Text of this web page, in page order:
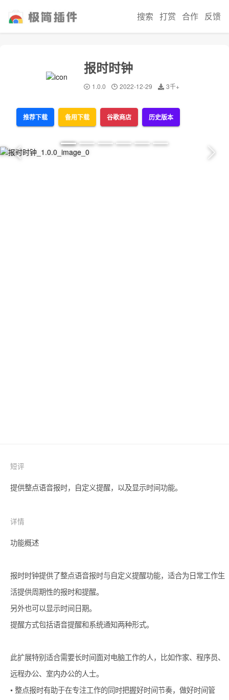
搜索 打赏 合作 反馈
报时时钟
1.0.0 2022-12-29 3千+
推荐下载 备用下载 谷歌商店 历史版本
短评
提供整点语音报时，自定义提醒，以及显示时间功能。
详情
功能概述
报时时钟提供了整点语音报时与自定义提醒功能，适合为日常工作生
活提供周期性的报时和提醒。
另外也可以显示时间日期。
提醒方式包括语音提醒和系统通知两种形式。
此扩展特别适合需要长时间面对电脑工作的人，比如作家、程序员、
远程办公、室内办公的人士。
• 整点报时有助于在专注工作的同时把握好时间节奏，做好时间管